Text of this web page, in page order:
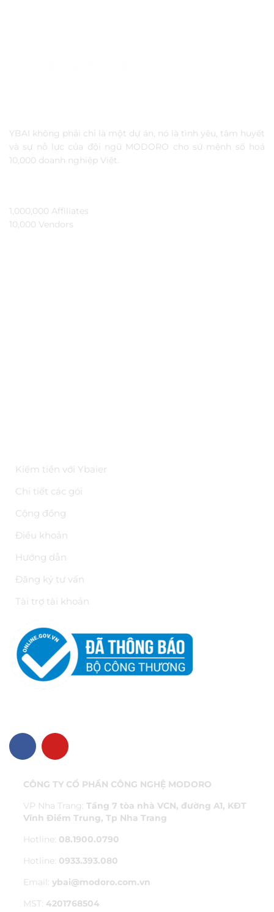
YBAI không phải chỉ là một dự án, nó là tình yêu, tâm huyết
và sự nỗ lực của đội ngũ MODORO cho sứ mệnh số hoá
10,000 doanh nghiệp Việt.
1,000,000 Affiliates​
10,000 Vendors​
Kiếm tiền với Ybaier
Chi tiết các gói
Cộng đồng
Điều khoản
Hướng dẫn
Đăng ký tư vấn
Tài trợ tài khoản
CÔNG TY CỔ PHẦN CÔNG NGHỆ MODORO
VP Nha Trang: Tầng 7 tòa nhà VCN, đường A1, KĐT
Vĩnh Điềm Trung, Tp Nha Trang
Hotline: 08.1900.0790
Hotline: 0933.393.080
Email: ybai@modoro.com.vn
MST: 4201768504